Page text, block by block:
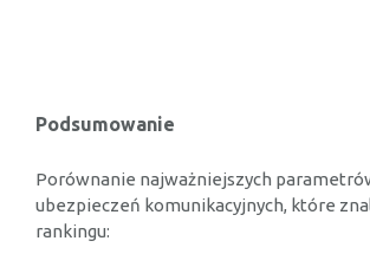
Podsumowanie
Porównanie najważniejszych
ubezpieczeń komunikacyjnych, które
rankingu: